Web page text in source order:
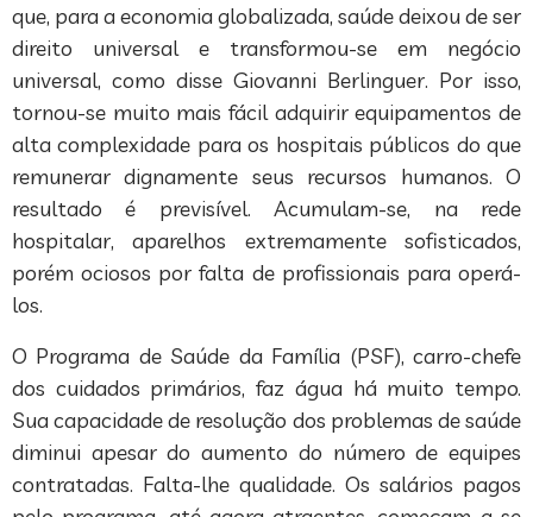
que, para a economia globalizada, saúde deixou de ser
direito universal e transformou-se em negócio
universal, como disse Giovanni Berlinguer. Por isso,
tornou-se muito mais fácil adquirir equipamentos de
alta complexidade para os hospitais públicos do que
remunerar dignamente seus recursos humanos. O
resultado é previsível. Acumulam-se, na rede
hospitalar, aparelhos extremamente sofisticados,
porém ociosos por falta de profissionais para operá-
los.
O Programa de Saúde da Família (PSF), carro-chefe
dos cuidados primários, faz água há muito tempo.
Sua capacidade de resolução dos problemas de saúde
diminui apesar do aumento do número de equipes
contratadas. Falta-lhe qualidade. Os salários pagos